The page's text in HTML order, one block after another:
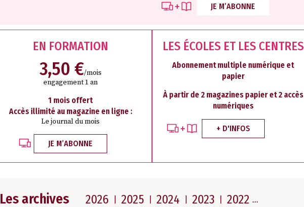
JE M’ABONNE
EN FORMATION
3,50 €/mois
engagement 1 an
1 mois offert
Accès illimité au magazine en ligne :
Le journal du mois
JE M’ABONNE
LES ÉCOLES ET LES CENTRES
Abonnement multiple numérique et
papier
À partir de 2 magazines papier et 2 accès
numériques
+ D'INFOS
Les archives 2026 2025 2024 2023 2022